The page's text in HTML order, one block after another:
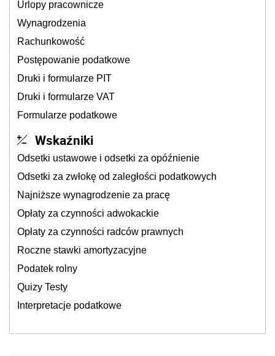
Urlopy pracownicze
Wynagrodzenia
Rachunkowość
Postępowanie podatkowe
Druki i formularze PIT
Druki i formularze VAT
Formularze podatkowe
Wskaźniki
Odsetki ustawowe i odsetki za opóźnienie
Odsetki za zwłokę od zaległości podatkowych
Najniższe wynagrodzenie za pracę
Opłaty za czynności adwokackie
Opłaty za czynności radców prawnych
Roczne stawki amortyzacyjne
Podatek rolny
Quizy Testy
Interpretacje podatkowe